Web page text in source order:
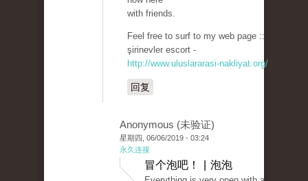
with friends.
Feel free to surf to my web page ::
şirinevler escort -
http://www.uluslararasi-nakliyat.org/
回复
Anonymous (未验证)
星期四, 06/06/2019 - 03:24
永久连接
冒个泡吧！ | 泡泡